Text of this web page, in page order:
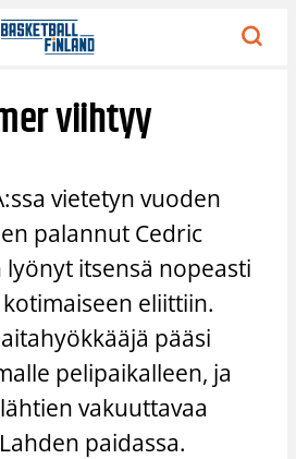
viihtyy
vietetyn vuoden
palannut Cedric
lyönyt itsensä nopeasti
eliittiin.
pääsi
pelipaikalleen, ja
vakuuttavaa
paidassa.